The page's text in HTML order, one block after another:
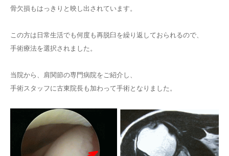
骨欠損もはっきりと映し出されています。
この方は日常生活でも何度も再脱臼を繰り返しておられるので、
手術療法を選択されました。
当院から、肩関節の専門病院をご紹介し、
手術スタッフに古東院長も加わって手術となりました。